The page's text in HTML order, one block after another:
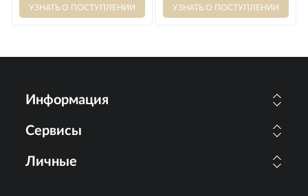
Информация
Сервисы
Личные